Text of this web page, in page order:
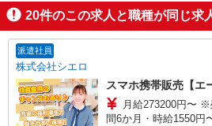
20件のこの求人と職種が同じ求
派遣社員
株式会社シエロ
スマホ携帯販売【エ
月給273200円〜
間6か月・時給1550